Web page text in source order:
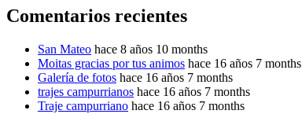
Comentarios recientes
San Mateo hace 8 años 10 months
Moitas gracias por tus animos hace 16 años 7 months
Galería de fotos hace 16 años 7 months
trajes campurrianos hace 16 años 7 months
Traje campurriano hace 16 años 7 months